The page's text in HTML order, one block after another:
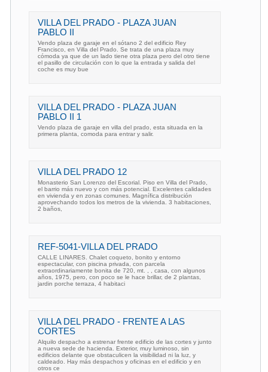
VILLA DEL PRADO - PLAZA JUAN
PABLO II
Vendo plaza de garaje en el sótano 2 del edificio Rey
Francisco, en Villa del Prado. Se trata de una plaza muy
cómoda ya que de un lado tiene otra plaza pero del otro tiene
el pasillo de circulación con lo que la entrada y salida del
coche es muy bue
VILLA DEL PRADO - PLAZA JUAN
PABLO II 1
Vendo plaza de garaje en villa del prado, esta situada en la
primera planta, comoda para entrar y salir.
VILLA DEL PRADO 12
Monasterio San Lorenzo del Escorial. Piso en Villa del Prado,
el barrio más nuevo y con más potencial. Excelentes calidades
en vivienda y en zonas comunes. Magnífica distribución
aprovechando todos los metros de la vivienda. 3 habitaciones,
2 baños,
REF-5041-VILLA DEL PRADO
CALLE LINARES. Chalet coqueto, bonito y entorno
espectacular, con piscina privada, con parcela
extraordinariamente bonita de 720, mt. , , casa, con algunos
años, 1975, pero, con poco se le hace brillar, de 2 plantas,
jardin porche terraza, 4 habitaci
VILLA DEL PRADO - FRENTE A LAS
CORTES
Alquilo despacho a estrenar frente edificio de las cortes y junto
a nueva sede de hacienda. Exterior, muy luminoso, sin
edificios delante que obstaculicen la visibilidad ni la luz, y
caldeado. Hay más despachos y oficinas en el edificio y en
otros ce